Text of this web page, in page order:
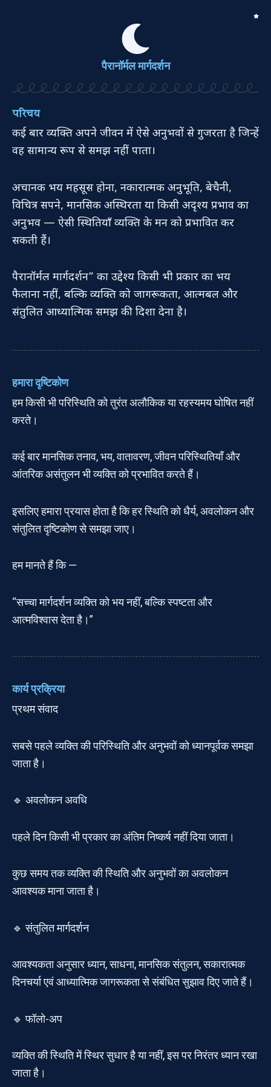
पैरानॉर्मल मार्गदर्शन
परिचय
कई बार व्यक्ति अपने जीवन में ऐसे अनुभवों से गुजरता है जिन्हें
वह सामान्य रूप से समझ नहीं पाता।
अचानक भय महसूस होना, नकारात्मक अनुभूति, बेचैनी,
विचित्र सपने, मानसिक अस्थिरता या किसी अदृश्य प्रभाव का
अनुभव — ऐसी स्थितियाँ व्यक्ति के मन को प्रभावित कर
सकती हैं।
पैरानॉर्मल मार्गदर्शन” का उद्देश्य किसी भी प्रकार का भय
फैलाना नहीं, बल्कि व्यक्ति को जागरूकता, आत्मबल और
संतुलित आध्यात्मिक समझ की दिशा देना है।
हमारा दृष्टिकोण
हम किसी भी परिस्थिति को तुरंत अलौकिक या रहस्यमय घोषित नहीं
करते।
कई बार मानसिक तनाव, भय, वातावरण, जीवन परिस्थितियाँ और
आंतरिक असंतुलन भी व्यक्ति को प्रभावित करते हैं।
इसलिए हमारा प्रयास होता है कि हर स्थिति को धैर्य, अवलोकन और
संतुलित दृष्टिकोण से समझा जाए।
हम मानते हैं कि —
“सच्चा मार्गदर्शन व्यक्ति को भय नहीं, बल्कि स्पष्टता और
आत्मविश्वास देता है।”
कार्य प्रक्रिया
प्रथम संवाद
सबसे पहले व्यक्ति की परिस्थिति और अनुभवों को ध्यानपूर्वक समझा
जाता है।
🔹 अवलोकन अवधि
पहले दिन किसी भी प्रकार का अंतिम निष्कर्ष नहीं दिया जाता।
कुछ समय तक व्यक्ति की स्थिति और अनुभवों का अवलोकन
आवश्यक माना जाता है।
🔹 संतुलित मार्गदर्शन
आवश्यकता अनुसार ध्यान, साधना, मानसिक संतुलन, सकारात्मक
दिनचर्या एवं आध्यात्मिक जागरूकता से संबंधित सुझाव दिए जाते हैं।
🔹 फॉलो-अप
व्यक्ति की स्थिति में स्थिर सुधार है या नहीं, इस पर निरंतर ध्यान रखा
जाता है।